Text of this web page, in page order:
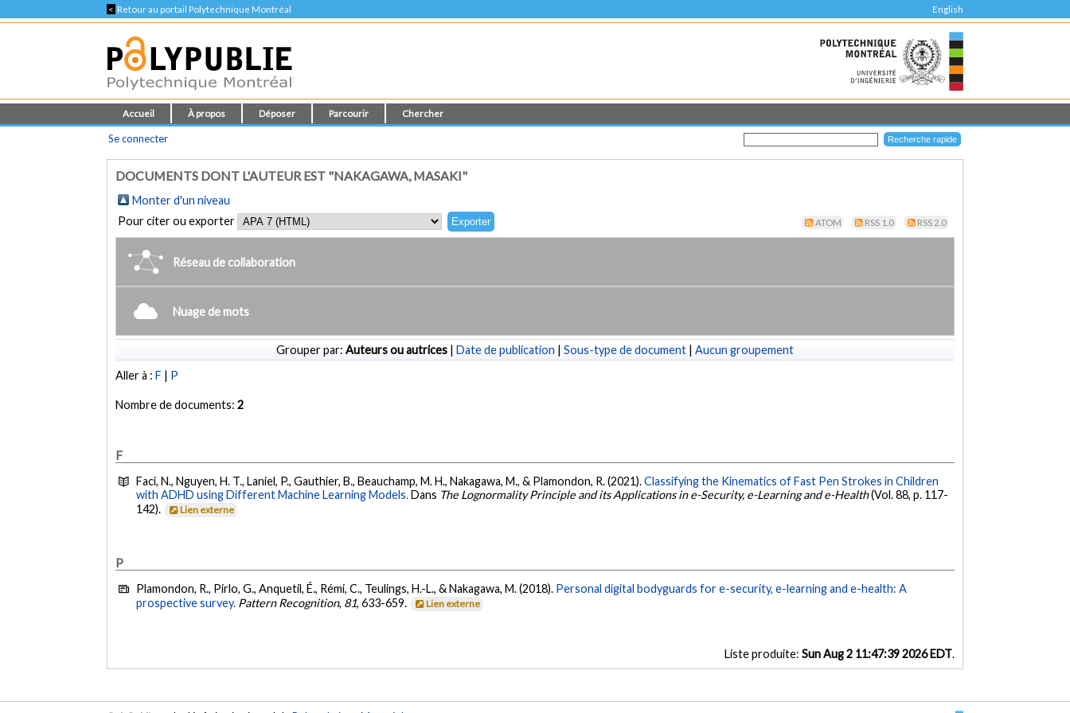
< Retour au portail Polytechnique Montréal English
Accueil À propos Déposer Parcourir Chercher
Se connecter
DOCUMENTS DONT L'AUTEUR EST "NAKAGAWA, MASAKI"
Monter d'un niveau
Pour citer ou exporter
ATOM RSS 1.0 RSS 2.0
Réseau de collaboration
Nuage de mots
Grouper par: Auteurs ou autrices | Date de publication | Sous-type de document | Aucun groupement
Aller à :F | P
Nombre de documents:2
F
Faci, N., Nguyen, H. T., Laniel, P., Gauthier, B., Beauchamp, M. H., Nakagawa, M., & Plamondon, R. (2021).Classifying the Kinematics of Fast Pen Strokes in Children
with ADHD using Different Machine Learning Models.Dans The Lognormality Principle and its Applications in e-Security, e-Learning and e-Health(Vol. 88, p. 117-
142).
Lien externe
P
Plamondon, R., Pirlo, G., Anquetil, É., Rémi, C., Teulings, H.-L., & Nakagawa, M. (2018). Personal digital bodyguards for e-security, e-learning and e-health: A
prospective survey. Pattern Recognition, 81, 633-659. Lien externe
Liste produite: Sun Aug 2 11:47:39 2026 EDT.